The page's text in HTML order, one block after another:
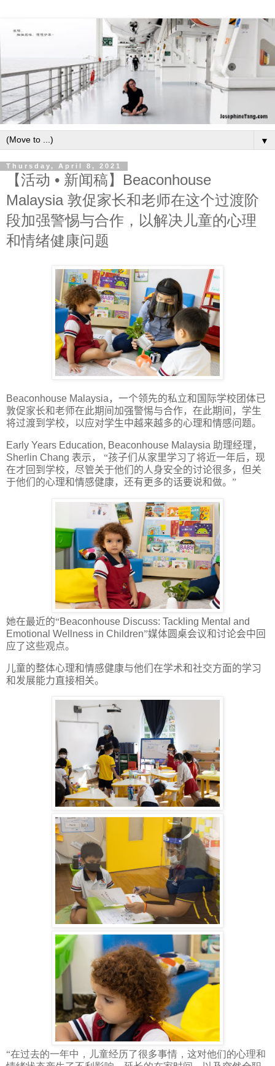
▼
Thursday, April 8, 2021
【活动 • 新闻稿】Beaconhouse
Malaysia 敦促家长和老师在这个过渡阶
段加强警惕与合作，以解决儿童的心理
和情绪健康问题
Beaconhouse Malaysia，一个领先的私立和国际学校团体已
敦促家长和老师在此期间加强警惕与合作，在此期间，学生
将过渡到学校，以应对学生中越来越多的心理和情感问题。
Early Years Education, Beaconhouse Malaysia 助理经理，
Sherlin Chang 表示，
“孩子们从家里学习了将近一年后，现
在才回到学校，尽管关于他们的人身安全的讨论很多，但关
于他们的心理和情感健康，还有更多的话要说和做。”
她在最近的“Beaconhouse Discuss: Tackling Mental and
Emotional Wellness in Children”媒体圆桌会议和讨论会中回
应了这些观点。
儿童的整体心理和情感健康与他们在学术和社交方面的学习
和发展能力直接相关。
“在过去的一年中，儿童经历了很多事情，这对他们的心理和